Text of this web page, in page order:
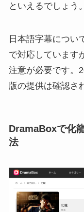
といえるでしょう。
日本語字幕につい
で対応しています
注意が必要です。
版の提供は確認さ
DramaBoxで化
法